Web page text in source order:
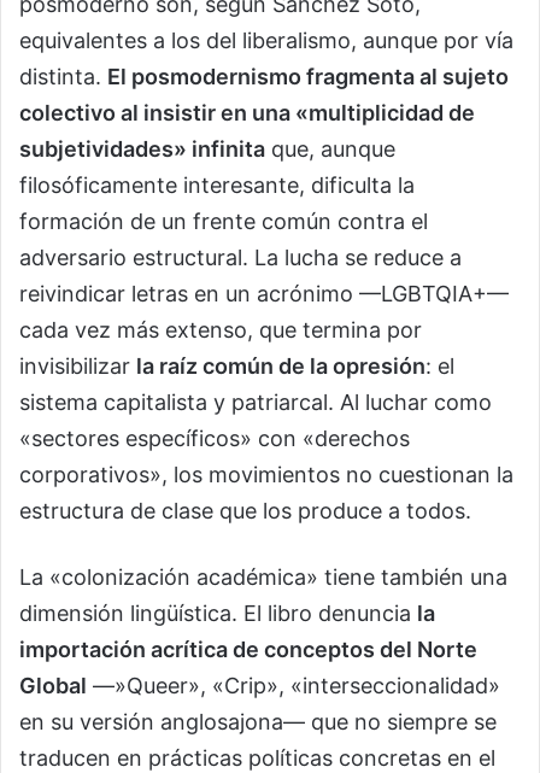
equivalentes a los del liberalismo, aunque por vía
distinta. El posmodernismo fragmenta al sujeto
colectivo al insistir en una «multiplicidad de
subjetividades» infinita que, aunque
filosóficamente interesante, dificulta la
formación de un frente común contra el
adversario estructural. La lucha se reduce a
reivindicar letras en un acrónimo —LGBTQIA+—
cada vez más extenso, que termina por
invisibilizar la raíz común de la opresión: el
sistema capitalista y patriarcal. Al luchar como
«sectores específicos» con «derechos
corporativos», los movimientos no cuestionan la
estructura de clase que los produce a todos.
La «colonización académica» tiene también una
dimensión lingüística. El libro denuncia la
importación acrítica de conceptos del Norte
Global —»Queer», «Crip», «interseccionalidad»
en su versión anglosajona— que no siempre se
traducen en prácticas políticas concretas en el